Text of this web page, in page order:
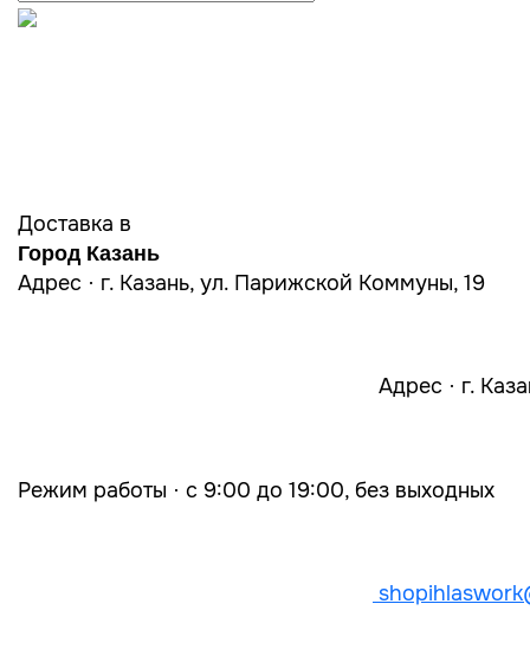
Доставка в
Город Казань
Адрес · г. Казань, ул. Парижской Коммуны, 19
Адрес · г.
Режим работы · с 9:00 до 19:00, без выходных